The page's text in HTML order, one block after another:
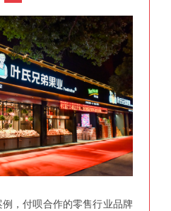
，付呗合作的零售行业品牌